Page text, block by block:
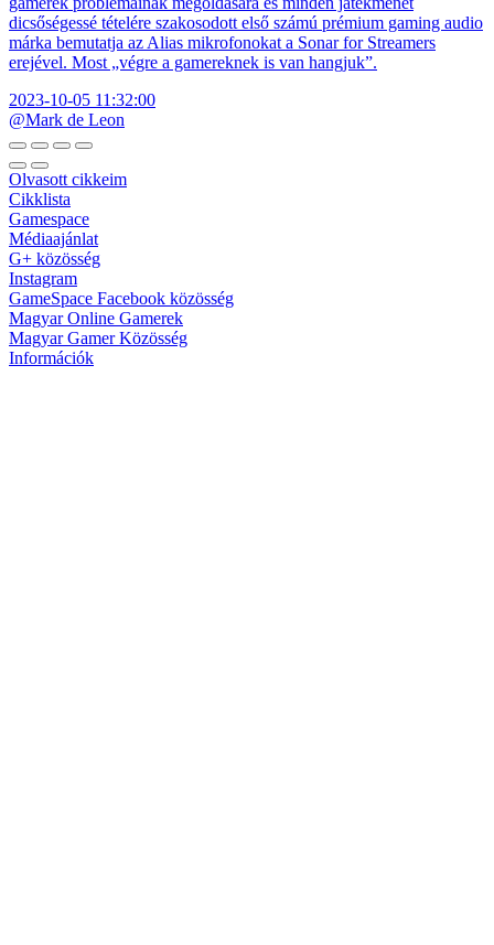
dicsőségessé tételére szakosodott első számú prémium gaming audio
márka bemutatja az Alias mikrofonokat a Sonar for Streamers
erejével. Most „végre a gamereknek is van hangjuk”.
2023-10-05 11:32:00
@Mark de Leon
Olvasott cikkeim
Cikklista
Gamespace
Médiaajánlat
G+ közösség
Instagram
GameSpace Facebook közösség
Magyar Online Gamerek
Magyar Gamer Közösség
Információk